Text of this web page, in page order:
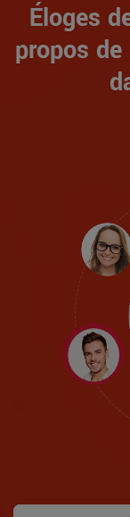
Éloges
propos